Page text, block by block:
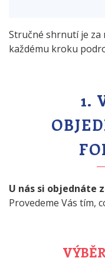
Stručné shrnutí je za
každému kroku
1.
U nás si objednáte
Provedeme Vás tím,